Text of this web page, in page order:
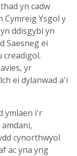
yn cadw
Cymreig Ysgol y
ddisgybl yn
Saesneg ei
creadigol.
yr
ei dylanwad a'i
ymlaen i'r
cynorthwyol
ac yna yng